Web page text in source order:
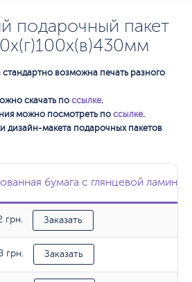
подарочный пакет
возможна печать разного
скачать по ссылке.
можно посмотреть по ссылке.
дизайн-макета подарочных пакетов
бумага с глянцевой
бумага с глянцевой
грн. Заказать
грн. Заказать